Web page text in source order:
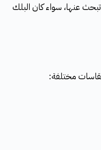
عنها، سواء كان البلك
مختلفة: